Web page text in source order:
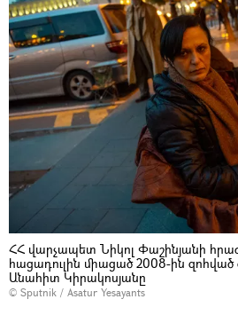
ՀՀ վարչապետ Նիկոլ Փաշինյանի
հացադուլին միացած 2008-ին զոհված
Անահիտ Կիրակոսյանը
© Sputnik / Asatur Yesayants